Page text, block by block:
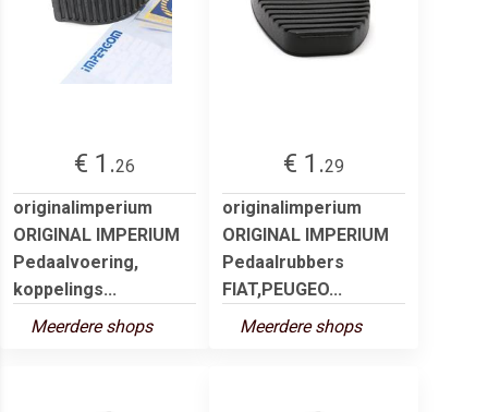
€ 1.26
originalimperium
ORIGINAL IMPERIUM
Pedaalvoering,
koppelings...
Meerdere shops
€ 1.29
originalimperium
ORIGINAL IMPERIUM
Pedaalrubbers
FIAT,PEUGEO...
Meerdere shops